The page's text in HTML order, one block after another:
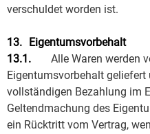
verschuldet worden ist.
13. Eigentumsvorbehalt
13.1.
Alle Waren werden
Eigentumsvorbehalt geliefert
vollständigen Bezahlung im
Geltendmachung des
ein Rücktritt vom Vertrag,